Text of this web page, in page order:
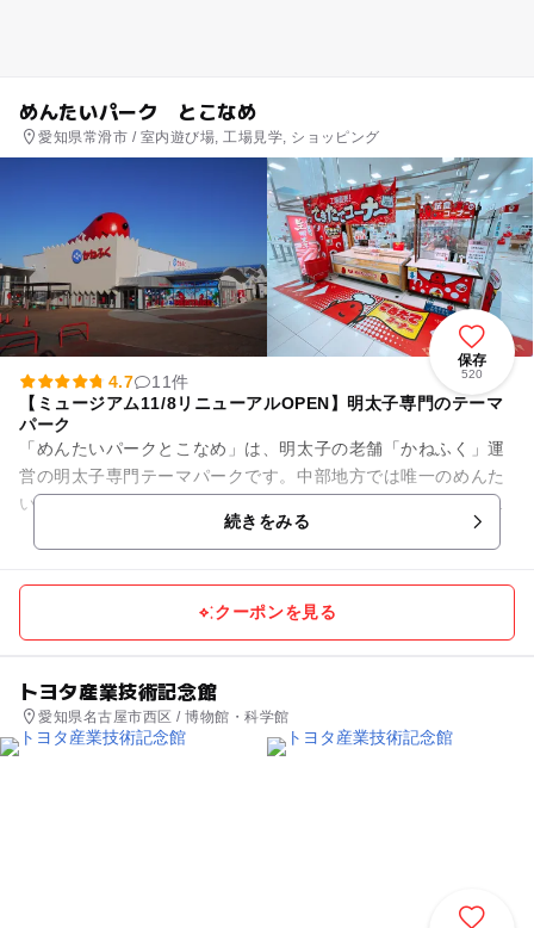
めんたいパーク とこなめ
愛知県常滑市 / 室内遊び場, 工場見学, ショッピング
保存
520
4.7
11件
【ミュージアム11/8リニューアルOPEN】明太子専門のテーマ
パーク
「めんたいパークとこなめ」は、明太子の老舗「かねふく」運
営の明太子専門テーマパークです。中部地方では唯一のめんた
いパークとなり、愛知県の知多半島の常滑市の中部国際空港
（セントレア）の近くにありま...
続きをみる
クーポンを見る
トヨタ産業技術記念館
愛知県名古屋市西区 / 博物館・科学館